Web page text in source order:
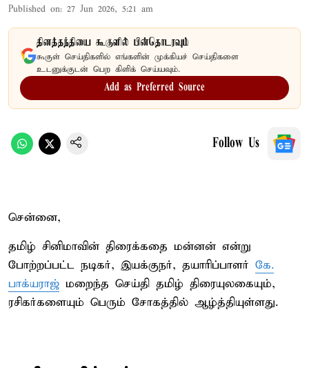
Published on: 27 Jun 2026, 5:21 am
தினத்தந்தியை கூகுளில் பின்தொடரவும்
கூகுள் செய்திகளில் எங்களின் முக்கியச் செய்திகளை
உடனுக்குடன் பெற கிளிக் செய்யவும்.
Add as Preferred Source
Follow Us
சென்னை,
தமிழ் சினிமாவின் திரைக்கதை மன்னன் என்று
போற்றப்பட்ட நடிகர், இயக்குநர், தயாரிப்பாளர் கே.
பாக்யராஜ் மறைந்த செய்தி தமிழ் திரையுலகையும்,
ரசிகர்களையும் பெரும் சோகத்தில் ஆழ்த்தியுள்ளது.